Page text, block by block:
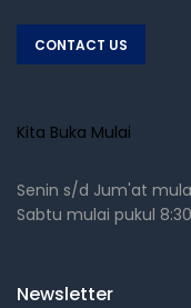
CONTACT US
Kita Buka Mulai
Senin s/d Jum'at
Sabtu mulai pukul
Newsletter